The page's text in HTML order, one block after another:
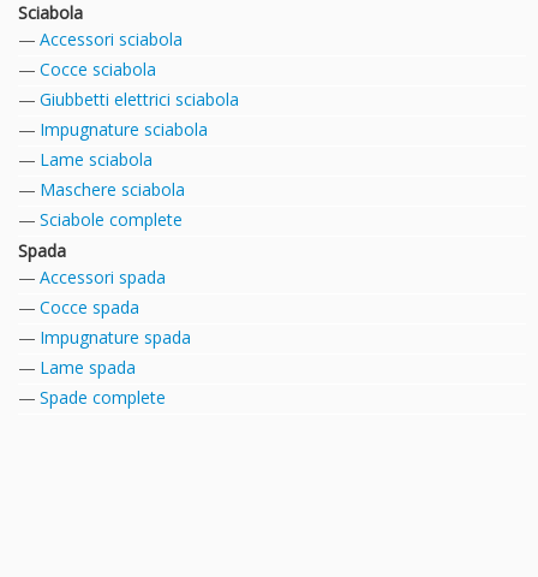
Sciabola
Accessori sciabola
Cocce sciabola
Giubbetti elettrici sciabola
Impugnature sciabola
Lame sciabola
Maschere sciabola
Sciabole complete
Spada
Accessori spada
Cocce spada
Impugnature spada
Lame spada
Spade complete